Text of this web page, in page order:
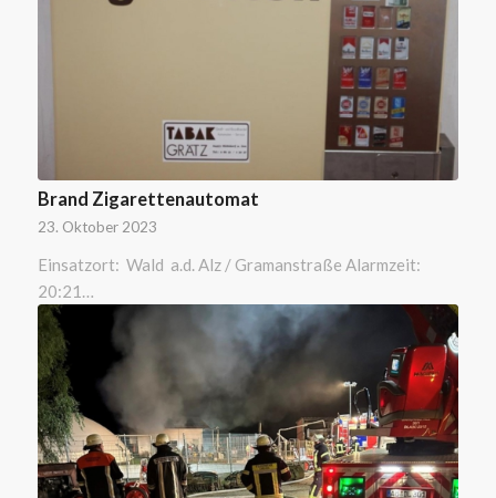
Brand Zigarettenautomat
23. Oktober 2023
Einsatzort: Wald a.d. Alz / Gramanstraße Alarmzeit:
20:21…